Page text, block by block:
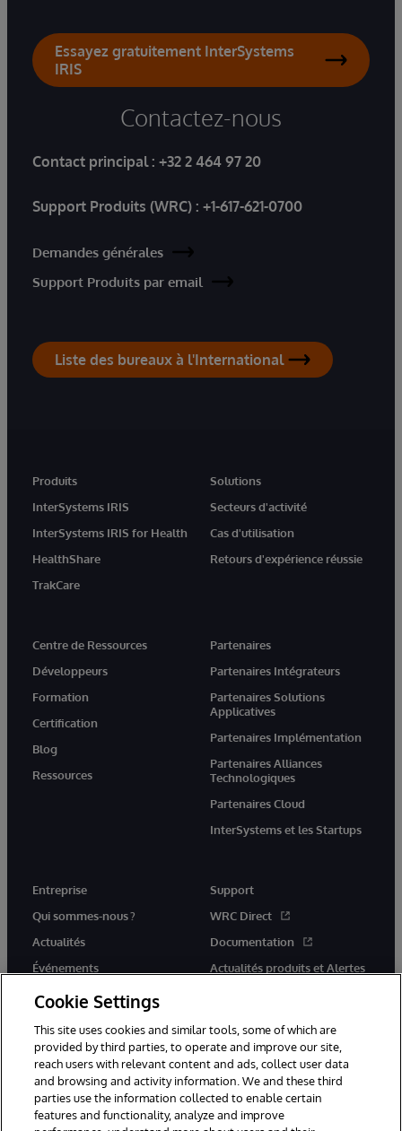
Essayez gratuitement InterSystems
IRIS
Contactez-nous
Contact principal : +32 2 464 97 20
Support Produits (WRC) : +1-617-621-0700
Demandes générales
Support Produits par email
Liste des bureaux à l'International
Produits
InterSystems IRIS
InterSystems IRIS for Health
HealthShare
TrakCare
Solutions
Secteurs d'activité
Cas d'utilisation
Retours d'expérience réussie
Centre de Ressources
Développeurs
Formation
Certification
Blog
Ressources
Partenaires
Partenaires Intégrateurs
Partenaires Solutions
Applicatives
Partenaires Implémentation
Partenaires Alliances
Technologiques
Partenaires Cloud
InterSystems et les Startups
Entreprise
Qui sommes-nous ?
Actualités
Événements
Rejoignez-nous
Support
WRC Direct
Documentation
Actualités produits et Alertes
© 1996-2026 InterSystems Corporation, Cambridge, MA. Tous droits
réservés.
Cookie Settings
This site uses cookies and similar tools, some of which are
provided by third parties, to operate and improve our site,
reach users with relevant content and ads, collect user data
and browsing and activity information. We and these third
parties use the information collected to enable certain
features and functionality, analyze and improve